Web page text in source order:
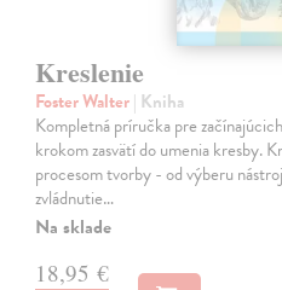
Kreslenie
Foster Walter| Kniha
Kompletná príručka pre
krokom zasvätí do umenia kresby.
procesom tvorby - od výberu
zvládnutie…
Na sklade
18,95 €